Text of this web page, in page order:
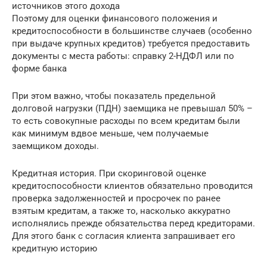
источников этого дохода
Поэтому для оценки финансового положения и
кредитоспособности в большинстве случаев (особенно
при выдаче крупных кредитов) требуется предоставить
документы с места работы: справку 2-НДФЛ или по
форме банка
При этом важно, чтобы показатель предельной
долговой нагрузки (ПДН) заемщика не превышал 50% –
то есть совокупные расходы по всем кредитам были
как минимум вдвое меньше, чем получаемые
заемщиком доходы.
Кредитная история. При скоринговой оценке
кредитоспособности клиентов обязательно проводится
проверка задолженностей и просрочек по ранее
взятым кредитам, а также то, насколько аккуратно
исполнялись прежде обязательства перед кредиторами.
Для этого банк с согласия клиента запрашивает его
кредитную историю